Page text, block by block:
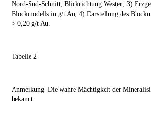
Nord-Süd-Schnitt, Blickrichtung Westen; 3)
Blockmodells in g/t Au; 4) Darstellung des
> 0,20 g/t Au.
Tabelle 2
Anmerkung: Die wahre Mächtigkeit der
bekannt.